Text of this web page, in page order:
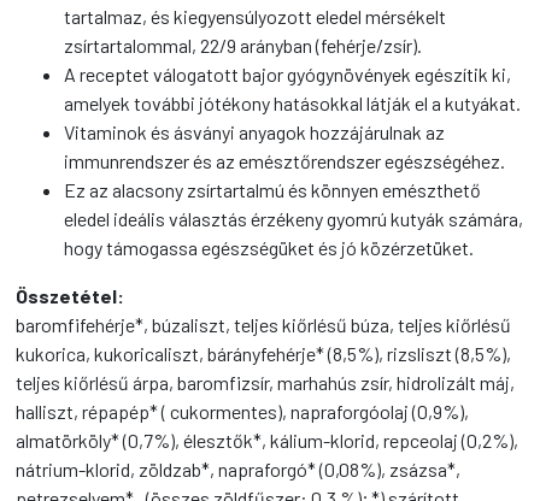
tartalmaz, és kiegyensúlyozott eledel mérsékelt
zsírtartalommal, 22/9 arányban (fehérje/zsír).
A receptet válogatott bajor gyógynövények egészítik ki,
amelyek további jótékony hatásokkal látják el a kutyákat.
Vitaminok és ásványi anyagok hozzájárulnak az
immunrendszer és az emésztőrendszer egészségéhez.
Ez az alacsony zsírtartalmú és könnyen emészthető
eledel ideális választás érzékeny gyomrú kutyák számára,
hogy támogassa egészségüket és jó közérzetüket.
Összetétel:
baromfifehérje*, búzaliszt, teljes kiőrlésű búza, teljes kiőrlésű
kukorica, kukoricaliszt, bárányfehérje* (8,5%), rizsliszt (8,5%),
teljes kiőrlésű árpa, baromfizsír, marhahús zsír, hidrolizált máj,
halliszt, répapép* ( cukormentes), napraforgóolaj (0,9%),
almatörköly* (0,7%), élesztők*, kálium-klorid, repceolaj (0,2%),
nátrium-klorid, zöldzab*, napraforgó* (0,08%), zsázsa*,